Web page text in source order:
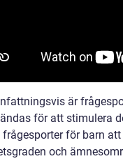
är
för att stimulera
frågesporter för barn
och